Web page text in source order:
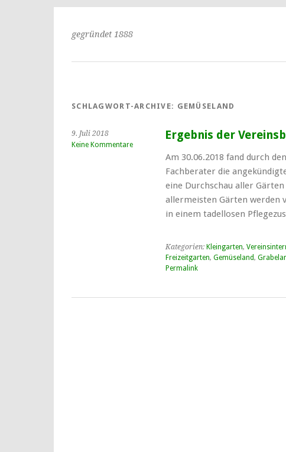
gegründet 1888
SCHLAGWORT-ARCHIVE: GEMÜSELAND
9. Juli 2018
Keine Kommentare
Ergebnis der
Am 30.06.2018 fand durch
Fachberater die
eine Durchschau aller
allermeisten Gärten werden
in einem tadellosen
Kategorien: Kleingarten,
Freizeitgarten, Gemüseland,
Permalink